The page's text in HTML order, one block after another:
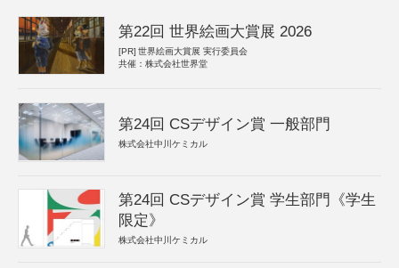
第22回 世界絵画大賞展 2026
[PR] 世界絵画大賞展 実行委員会
共催：株式会社世界堂
第24回 CSデザイン賞 一般部門
株式会社中川ケミカル
第24回 CSデザイン賞 学生部門《学生
限定》
株式会社中川ケミカル